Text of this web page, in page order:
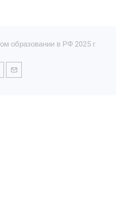
образовании в РФ 2025 г.